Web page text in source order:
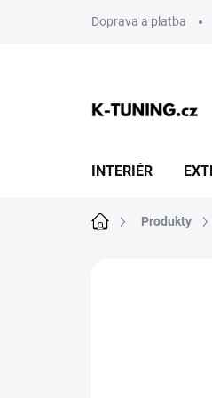
Doprava a platba
INTERIÉR
Domů Produkty